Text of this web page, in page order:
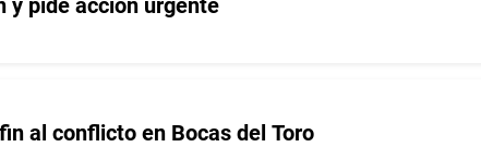
al conflicto en Bocas del Toro